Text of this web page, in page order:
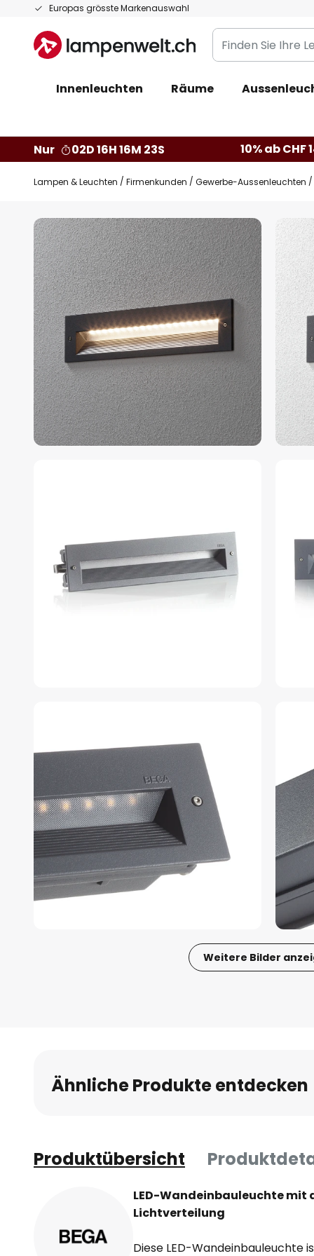
Europas grösste Markenauswahl
Zum
springen
Finden
Sie
Leuchte...
Innenleuchten Räume
Nur
02D 16H 16M 22S 10% ab CHF
Lampen & Leuchten Firmenkunden Gewerbe-Aussenleuchten
Zum
Ende
der
Bildgalerie
springen
Weitere Bilder
Ähnliche Produkte entdecken
Produktübersicht
LED-Wandeinbauleuchte mit
Lichtverteilung
Diese LED-Wandeinbauleuchte